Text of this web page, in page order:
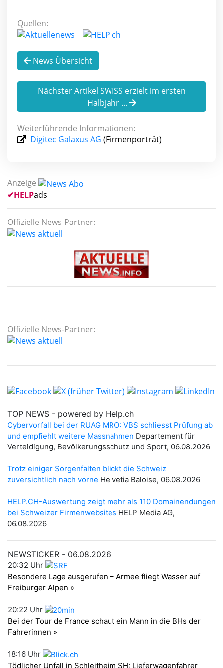
Quellen:
News Übersicht
Nächster Artikel SWISS erzielt im ersten
Halbjahr ...
Weiterführende Informationen:
Digitec Galaxus AG (Firmenporträt)
Anzeige
✔HELPads
Offizielle News-Partner:
Offizielle News-Partner: